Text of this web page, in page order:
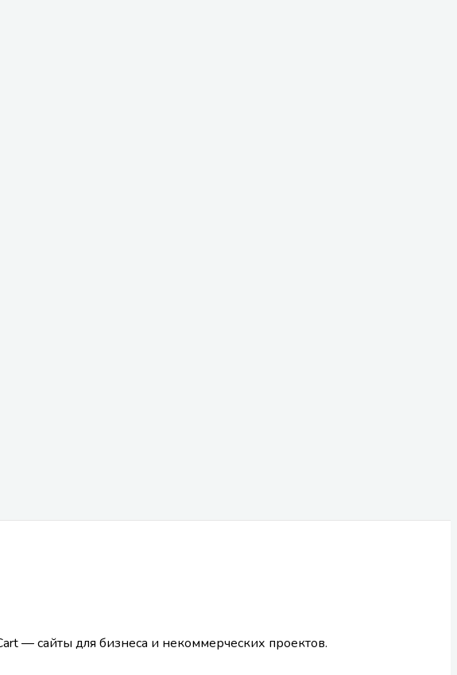
— сайты для бизнеса и некоммерческих проектов.